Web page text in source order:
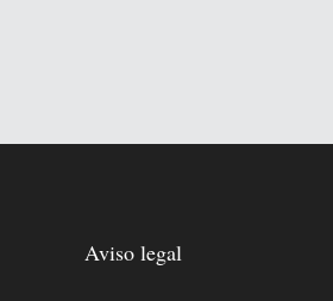
Aviso legal